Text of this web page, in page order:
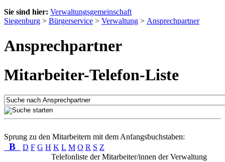
Sie sind hier: Verwaltungsgemeinschaft
Siegenburg > Bürgerservice > Verwaltung > Ansprechpartner
Ansprechpartner
Mitarbeiter-Telefon-Liste
Sprung zu den Mitarbeitern mit dem Anfangsbuchstaben:
B D F G H K L M O R S Z
Telefonliste der Mitarbeiter/innen der Verwaltung